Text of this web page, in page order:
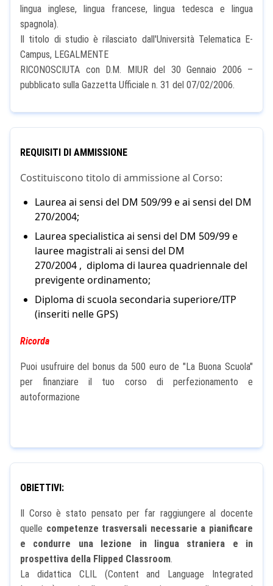
lingua inglese, lingua francese, lingua tedesca e lingua
spagnola).
Il titolo di studio è rilasciato dall'Università Telematica E-
Campus, LEGALMENTE
RICONOSCIUTA con D.M. MIUR del 30 Gennaio 2006 –
pubblicato sulla Gazzetta Ufficiale n. 31 del 07/02/2006.
REQUISITI DI AMMISSIONE
Costituiscono titolo di ammissione al Corso:
Laurea ai sensi del DM 509/99 e ai sensi del DM
270/2004;
Laurea specialistica ai sensi del DM 509/99 e
lauree magistrali ai sensi del DM
270/2004 , diploma di laurea quadriennale del
previgente ordinamento;
Diploma di scuola secondaria superiore/ITP
(inseriti nelle GPS)
Ricorda
Puoi usufruire del bonus da 500 euro de "La Buona Scuola"
per finanziare il tuo corso di perfezionamento e
autoformazione
OBIETTIVI:
Il Corso è stato pensato per far raggiungere al docente
quelle competenze trasversali necessarie a pianificare
e condurre una lezione in lingua straniera e in
prospettiva della Flipped Classroom.
La didattica CLIL (Content and Language Integrated